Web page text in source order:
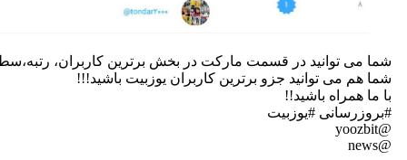
شما می توانید در قسمت مارکت در بخش برترین کاربران،
شما هم می توانید جزو برترین کاربران یوزبیت باشید!!!
با ما همراه باشید!!
#بروزرسانی #یوزبیت
@yoozbit
@news